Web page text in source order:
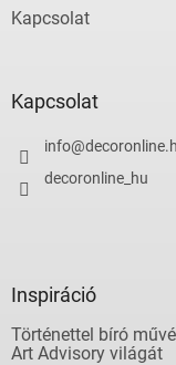
Kapcsolat
Kapcsolat
info@
decoronline_hu
Inspiráció
Történettel bíró
Art Advisory világát